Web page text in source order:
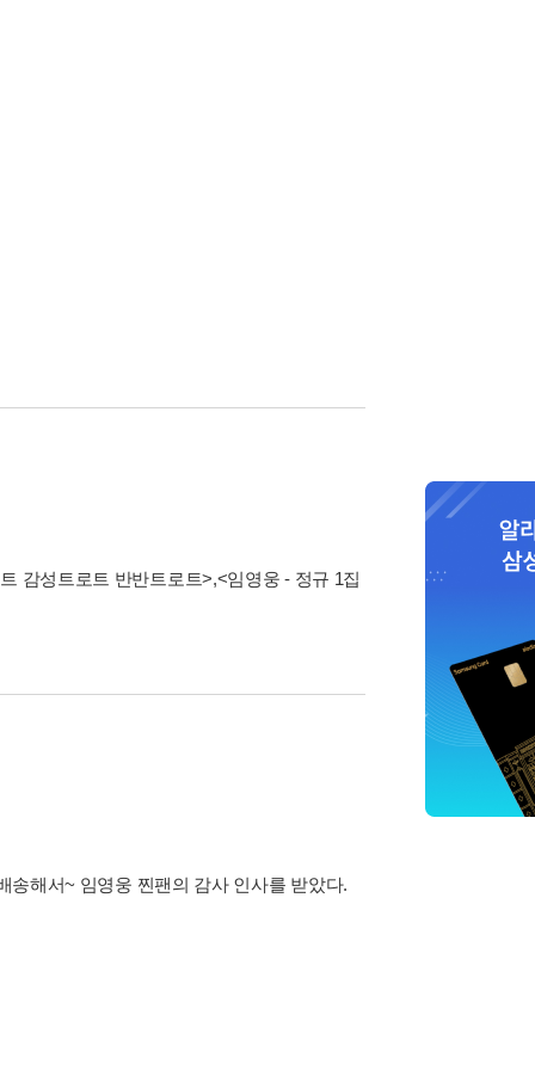
감성트로트 반반트로트>,<임영웅 - 정규 1집
송해서~ 임영웅 찐팬의 감사 인사를 받았다.